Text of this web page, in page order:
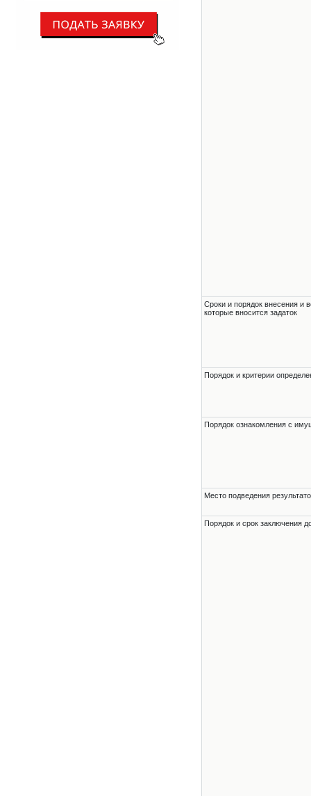
Сроки и порядок внесения и
которые вносится задаток
Порядок и критерии
Порядок ознакомления с
Место подведения
Порядок и срок заключения